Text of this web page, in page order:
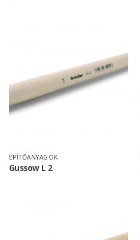
ÉPÍTŐANYAGOK
Gussow L 2